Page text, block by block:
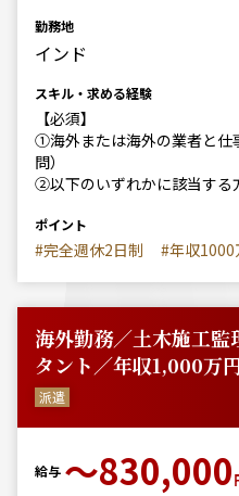
勤務地
インド
スキル・求める経験
【必須】
①海外または海外の業者と仕
問）
②以下のいずれかに該当する
ポイント
#完全週休2日制 #年収1000
海外勤務／土木施工
タント／年収1,000万
派遣
給与 〜830,000